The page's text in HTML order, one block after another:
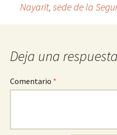
entrada
Nayarit, sede de la
Deja una respuesta
Comentario *